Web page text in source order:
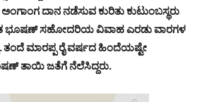
ದಾನ ನಡೆಸುವ ಕುರಿತು ಕುಟುಂಬಸ್ಥರು
ಭೂಷಣ್ ಸಹೋದರಿಯ ವಿವಾಹ ಎರಡು ವಾರಗಳ
ತಂದೆ ಮಾರಪ್ಪ ರೈ ವರ್ಷದ ಹಿಂದೆಯಷ್ಟೇ
ತಾಯಿ ಜತೆಗೆ ನೆಲೆಸಿದ್ದರು.